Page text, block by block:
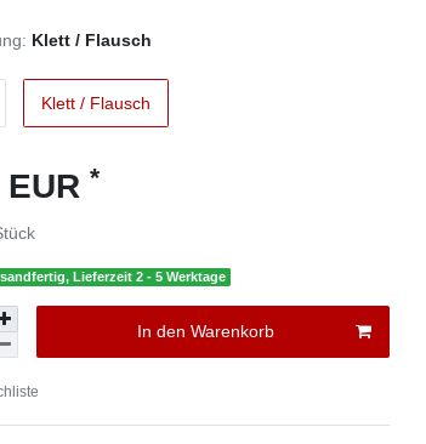
Klett / Flausch
Klett / Flausch
*
Lieferzeit 2 - 5 Werktage
In den Warenkorb